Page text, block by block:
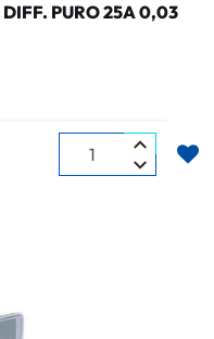
PURO 25A 0,03